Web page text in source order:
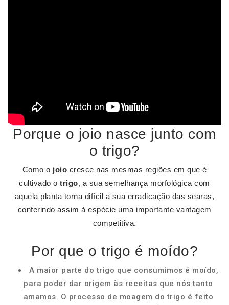
Porque o joio nasce junto com
o trigo?
Como o joio cresce nas mesmas regiões em que é
cultivado otrigo, a sua semelhança morfológica com
aquela planta torna difícil a sua erradicação das searas,
conferindo assim à espécie uma importante vantagem
competitiva.
Por que o trigo é moído?
A maior parte do trigo que consumimos é moído,
para poder dar origem às receitas que nós tanto
amamos. O processo de moagem do trigo é feito